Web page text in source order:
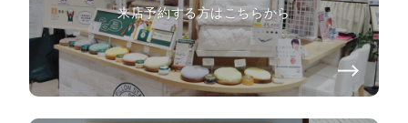
来店予約する方はこちらから